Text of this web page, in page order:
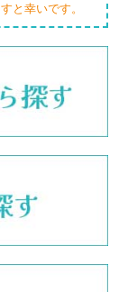
と幸いです。